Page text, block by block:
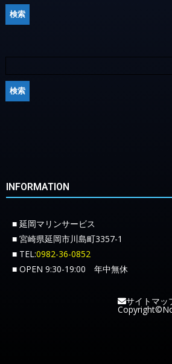
INFORMATION
■ 延岡マリンサービス
■ 宮崎県延岡市川島町3357-1
■ TEL:0982-36-0852
■ OPEN 9:30-19:00 年中無休
サイトマッ